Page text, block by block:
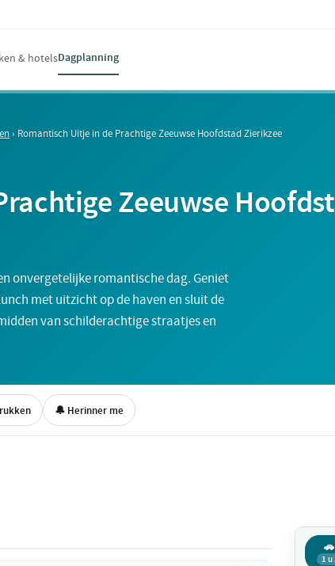
& hotelsDagplanning
› Romantisch Uitje in de Prachtige Zeeuwse Hoofdstad Zierikzee
Zeeuwse
onvergetelijke romantische dag. Geniet
met uitzicht op de haven en sluit de
van schilderachtige straatjes en
🔔 Herinner me
1 u